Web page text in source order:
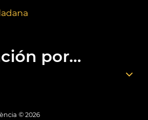
por...
© 2026